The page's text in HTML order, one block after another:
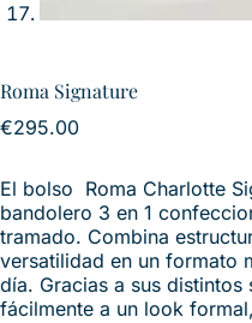
Roma Signature
€295.00
El bolso Roma Charlotte
bandolero 3 en 1
tramado. Combina
versatilidad en un formato
día. Gracias a sus distintos
fácilmente a un look